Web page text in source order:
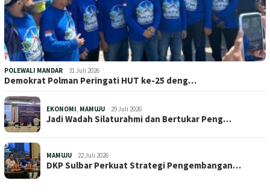
POLEWALI MANDAR 31 Juli 2026
Demokrat Polman Peringati HUT ke-25 deng…
EKONOMI MAMUJU 29 Juli 2026
Jadi Wadah Silaturahmi dan Bertukar Peng…
MAMUJU 22 Juli 2026
DKP Sulbar Perkuat Strategi Pengembangan…